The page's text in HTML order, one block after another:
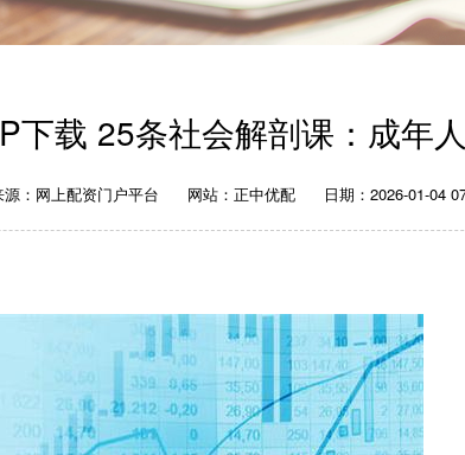
下载 25条社会解剖课：成年
源：网上配资门户平台 网站：正中优配 日期：2026-01-04